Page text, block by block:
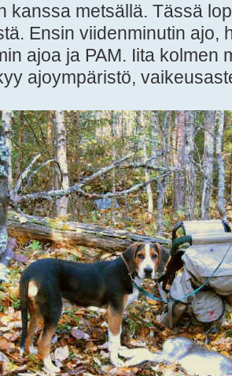
kanssa metsällä. Tässä
Ensin viidenminutin ajo,
ajoa ja PAM. Iita kolmen
ajoympäristö,